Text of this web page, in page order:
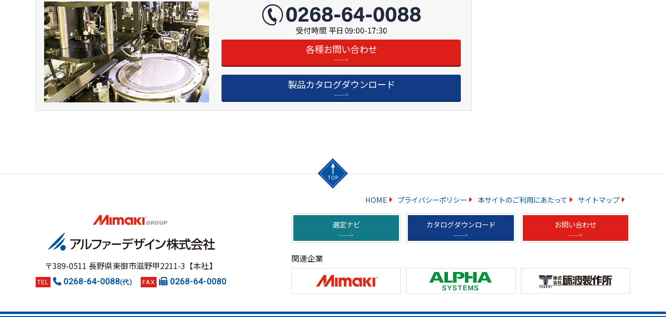
各種お問い合わせ
製品カタログダウンロード
HOME プライバシーポリシー 本サイトのご利用にあたって サイトマップ
〒389-0511 長野県東御市滋野甲2211-3【本社】
TEL 0268-64-0088(代) FAX 0268-64-0080
選定ナビ カタログダウンロード お問い合わせ
関連企業